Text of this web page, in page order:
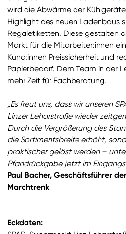
wird die Abwärme der
Highlight des neuen Ladenbaus
Regaletiketten. Diese gestalten
Markt für die Mitarbeiter:innen
Kund:innen Preissicherheit und
Papierbedarf. Dem Team in der
mehr Zeit für Fachberatung.
„Es freut uns, dass wir unseren
Linzer Leharstraße wieder
Durch die Vergrößerung des
die Sortimentsbreite erhöht,
praktischer gelöst werden –
Pfandrückgabe jetzt im
Paul Bacher, Geschäftsführer
Marchtrenk.
Eckdaten: